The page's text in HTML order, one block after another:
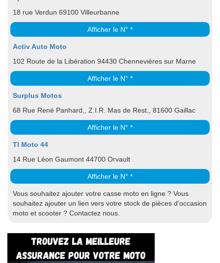
18 rue Verdun 69100 Villeurbanne
Afficher le N° *
Activ Auto Moto
102 Route de la Libération 94430 Chennevières sur Marne
Afficher le N° *
Surplus Motos
68 Rue René Panhard,, Z.I.R. Mas de Rest,, 81600 Gaillac
Afficher le N° *
TI Moto 44
14 Rue Léon Gaumont 44700 Orvault
Afficher le N° *
Vous souhaitez ajouter votre casse moto en ligne ? Vous
souhaitez ajouter un lien vers votre stock de pièces d'occasion
moto et scooter ? Contactez nous.